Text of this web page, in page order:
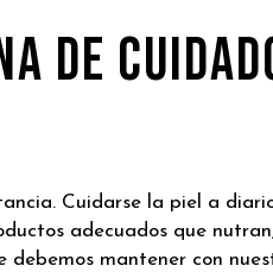
de
Cuidarse la piel a
adecuados que
debemos mantener con